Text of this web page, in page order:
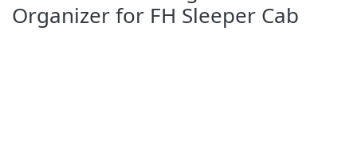
Organizer for FH Sleeper Cab